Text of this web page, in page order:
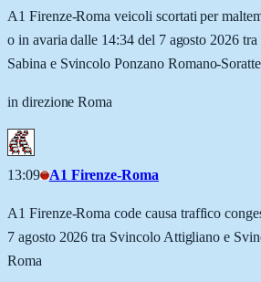
A1 Firenze-Roma veicoli scortati per
o in avaria dalle 14:34 del 7 agosto 2026
Sabina e Svincolo Ponzano Romano-
in direzione Roma
13:09 A1 Firenze-Roma
A1 Firenze-Roma code causa traffico
7 agosto 2026 tra Svincolo Attigliano e
Roma